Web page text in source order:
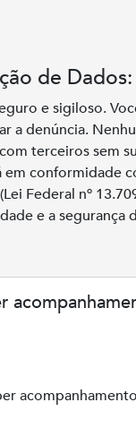
de Dados:
e sigiloso.
a denúncia.
terceiros sem
conformidade
Federal nº
e a segurança